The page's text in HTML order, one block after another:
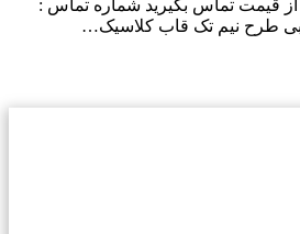
اطلاع از قیمت تماس بگیرید شماره تماس :